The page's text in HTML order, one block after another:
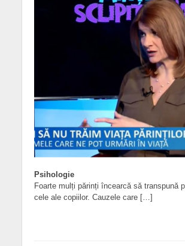
Psihologie
Foarte mulți părinți încearcă să transpună
cele ale copiilor. Cauzele care […]